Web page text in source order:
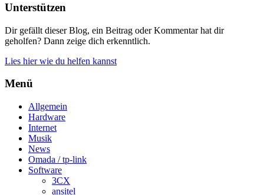
Unterstützen
Dir gefällt dieser Blog, ein Beitrag oder Kommentar hat dir
geholfen? Dann zeige dich erkenntlich.
Lies hier wie du helfen kannst
Menü
Allgemein
Hardware
Internet
Musik
News
Omada / tp-link
Software
3CX
ansitel